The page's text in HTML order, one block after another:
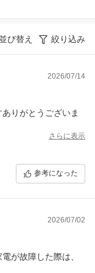
並び替え 絞り込み
2026/07/14
りがとうございま
さらに表示
参考になった
2026/07/02
が故障した際は、